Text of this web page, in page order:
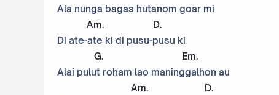
Ala nunga bagas hutanom goar mi
Am. D.
Di ate-ate ki di pusu-pusu ki
G. Em.
Alai pulut roham lao maninggalhon au
Am. D.